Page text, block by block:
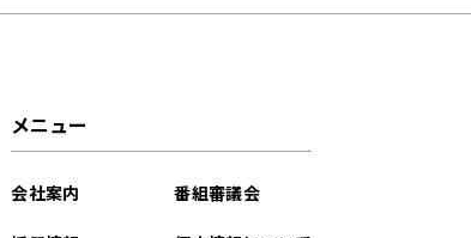
メニュー
会社案内 番組審議会